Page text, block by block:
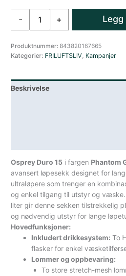
-
m/flasker
Løpevest/Løpesekk
antall
+ Legg
Produktnummer:843820167665
Kategorier: FRILUFTSLIV, Kampanjer
Beskrivelse
Osprey Duro 15 i fargen Phantom
avansert løpesekk designet for
ultraløpere som trenger en
og enkel tilgang til utstyr og væske.
liter gir denne sekken tilstrekkelig
og nødvendig utstyr for lange
Hovedfunksjoner:
Inkludert drikkesystem: To
flasker for enkel
Lommer og oppbevaring:
To store stretch-mesh